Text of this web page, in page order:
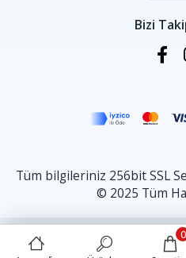
Bizi
Tüm bilgileriniz 256bit SSL
© 2025 Tüm
0